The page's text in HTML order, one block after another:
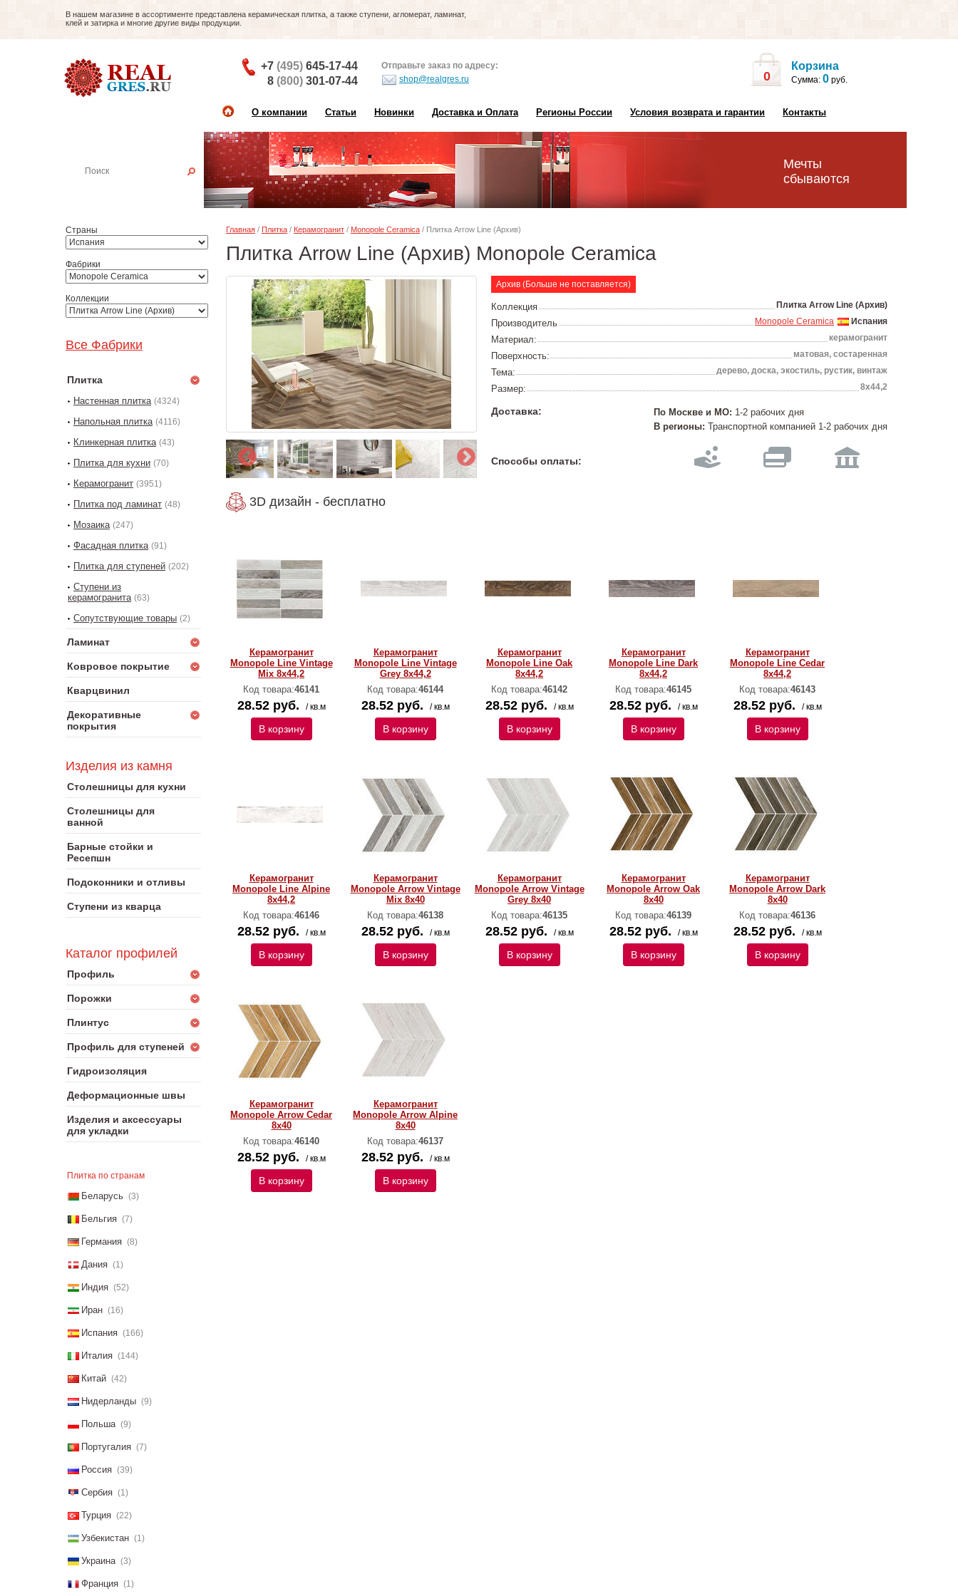
В нашем магазине в ассортименте представлена керамическая плитка, а также ступени, агломерат, ламинат,
клей и затирка и многие другие виды продукции.
+7 (495) 645-17-44
8 (800) 301-07-44
Отправьте заказ по адресу:
shop@realgres.ru
0
Корзина
Сумма: 0 руб.
О компании Статьи Новинки Доставка и Оплата Регионы России Условия возврата и гарантии Контакты
Мечты
сбываются
Страны
Фабрики
Коллекции
Все Фабрики
Плитка
Настенная плитка (4324)
Напольная плитка (4116)
Клинкерная плитка (43)
Плитка для кухни (70)
Керамогранит (3951)
Плитка под ламинат (48)
Мозаика (247)
Фасадная плитка (91)
Плитка для ступеней (202)
Ступени из
керамогранита (63)
Сопутствующие товары (2)
Ламинат
Ковровое покрытие
Кварцвинил
Декоративные
покрытия
Изделия из камня
Столешницы для кухни
Столешницы для
ванной
Барные стойки и
Ресепшн
Подоконники и отливы
Ступени из кварца
Каталог профилей
Профиль
Порожки
Плинтус
Профиль для ступеней
Гидроизоляция
Деформационные швы
Изделия и аксессуары
для укладки
Плитка по странам
Беларусь (3)
Бельгия (7)
Германия (8)
Дания (1)
Индия (52)
Иран (16)
Испания (166)
Италия (144)
Китай (42)
Нидерланды (9)
Польша (9)
Португалия (7)
Россия (39)
Сербия (1)
Турция (22)
Узбекистан (1)
Украина (3)
Франция (1)
Главная / Плитка / Керамогранит / Monopole Ceramica / Плитка Arrow Line (Архив)
Плитка Arrow Line (Архив) Monopole Ceramica
Архив (Больше не поставляется)
Коллекция Плитка Arrow Line (Архив)
Производитель Испания
Monopole Ceramica
Материал: керамогранит
Поверхность: матовая, состаренная
Тема: дерево, доска, экостиль, рустик, винтаж
Размер: 8х44,2
Доставка: По Москве и МО: 1-2 рабочих дня
В регионы: Транспортной компанией 1-2 рабочих дня
Способы оплаты:
3D дизайн - бесплатно
Керамогранит
Monopole Line Vintage
Mix 8х44,2
Код товара:46141
28.52 руб. / кв.м
В корзину
Керамогранит
Monopole Line Vintage
Grey 8х44,2
Код товара:46144
28.52 руб. / кв.м
В корзину
Керамогранит
Monopole Line Oak
8х44,2
Код товара:46142
28.52 руб. / кв.м
В корзину
Керамогранит
Monopole Line Dark
8х44,2
Код товара:46145
28.52 руб. / кв.м
В корзину
Керамогранит
Monopole Line Cedar
8х44,2
Код товара:46143
28.52 руб. / кв.м
В корзину
Керамогранит
Monopole Line Alpine
8х44,2
Код товара:46146
28.52 руб. / кв.м
В корзину
Керамогранит
Monopole Arrow Vintage
Mix 8х40
Код товара:46138
28.52 руб. / кв.м
В корзину
Керамогранит
Monopole Arrow Vintage
Grey 8х40
Код товара:46135
28.52 руб. / кв.м
В корзину
Керамогранит
Monopole Arrow Oak
8х40
Код товара:46139
28.52 руб. / кв.м
В корзину
Керамогранит
Monopole Arrow Dark
8х40
Код товара:46136
28.52 руб. / кв.м
В корзину
Керамогранит
Monopole Arrow Cedar
8х40
Код товара:46140
28.52 руб. / кв.м
В корзину
Керамогранит
Monopole Arrow Alpine
8х40
Код товара:46137
28.52 руб. / кв.м
В корзину